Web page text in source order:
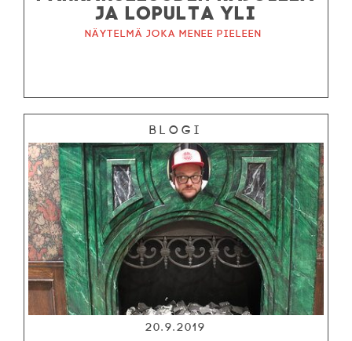
JA LOPULTA YLI
Näytelmä joka menee pieleen
Blogi
20.9.2019